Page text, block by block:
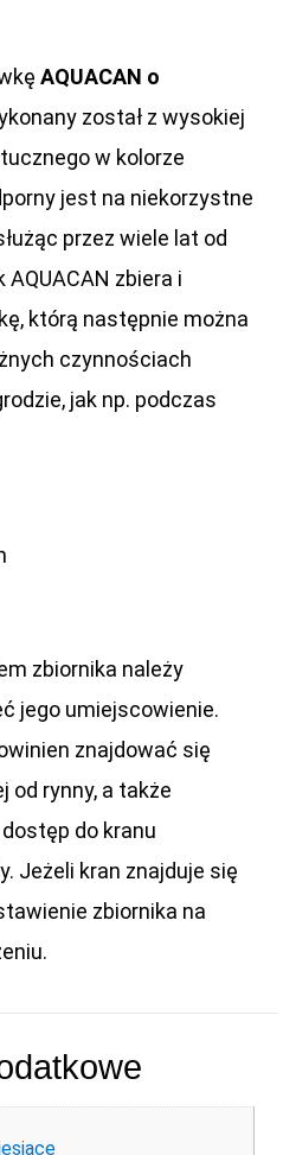
AQUACAN o
został z wysokiej
w kolorze
jest na niekorzystne
przez wiele lat od
AQUACAN zbiera i
którą następnie można
czynnościach
jak np. podczas
zbiornika należy
jego umiejscowienie.
znajdować się
od rynny, a także
do kranu
Jeżeli kran znajduje się
zbiornika na